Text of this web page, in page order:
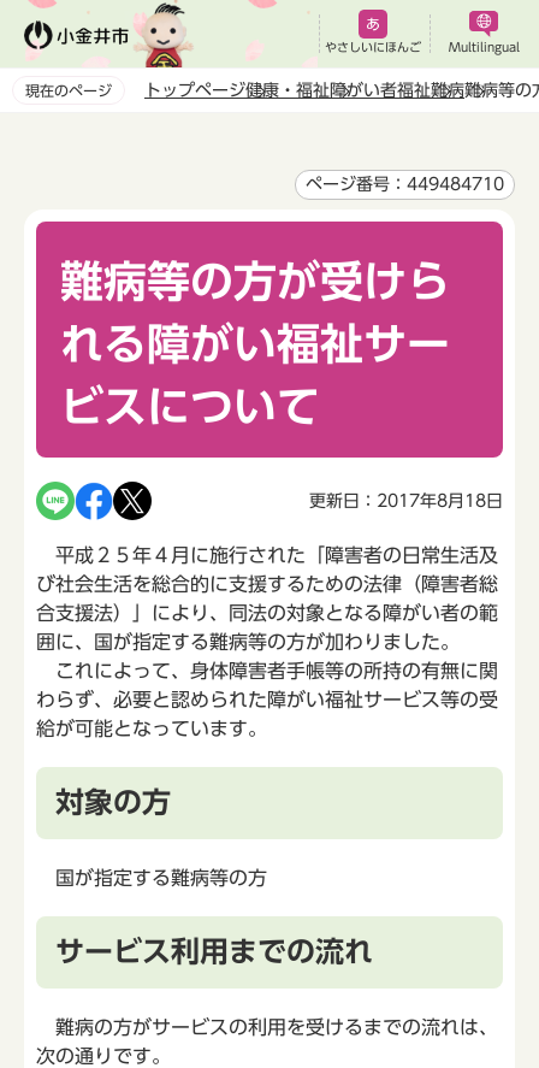
ペ
やさしいにほんご Multilingual
現在のページ トップページ健康・福祉 障がい者福祉難病難病等の
ページ番号：449484710
難病等の方が受けら
れる障がい福祉サー
ビスについて
更新日：2017年8月18日
平成２５年４月に施行された「障害者の日常生活及
び社会生活を総合的に支援するための法律（障害者総
合支援法）」により、同法の対象となる障がい者の範
囲に、国が指定する難病等の方が加わりました。
これによって、身体障害者手帳等の所持の有無に関
わらず、必要と認められた障がい福祉サービス等の受
給が可能となっています。
対象の方
国が指定する難病等の方
サービス利用までの流れ
難病の方がサービスの利用を受けるまでの流れは、
次の通りです。